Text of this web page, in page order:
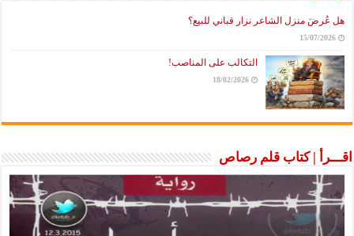
هل عُرضَ منزل الشاعر نزار قباني للبيع؟
15/07/2026
التكالب على المناصب!
18/02/2026
اقـــرأ | كتاب قلم رصاص